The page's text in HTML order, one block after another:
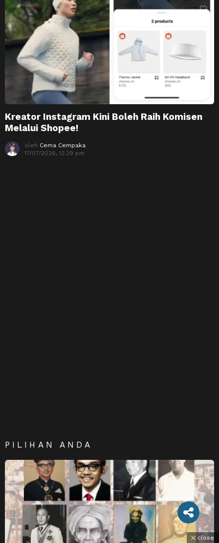
Kreator Instagram Kini Boleh Raih Komisen
Melalui Shopee!
oleh Cema Cempaka
17/07/2026, 12:29 pm
PILIHAN ANDA
close